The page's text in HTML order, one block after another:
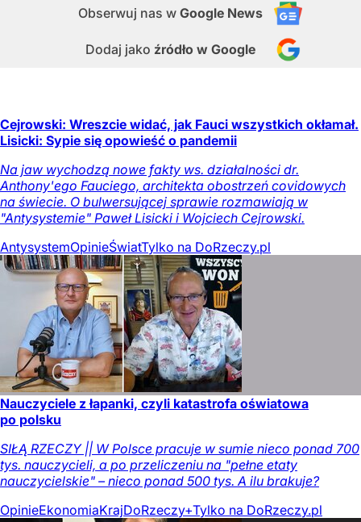
Obserwuj nas w Google News
Dodaj jako źródło w Google
Cejrowski: Wreszcie widać, jak Fauci wszystkich okłamał.
Lisicki: Sypie się opowieść o pandemii
Na jaw wychodzą nowe fakty ws. działalności dr.
Anthony'ego Fauciego, architekta obostrzeń covidowych
na świecie. O bulwersującej sprawie rozmawiają w
"Antysystemie" Paweł Lisicki i Wojciech Cejrowski.
AntysystemOpinieŚwiatTylko na DoRzeczy.pl
Nauczyciele z łapanki, czyli katastrofa oświatowa
po polsku
SIŁĄ RZECZY || W Polsce pracuje w sumie nieco ponad 700
tys. nauczycieli, a po przeliczeniu na "pełne etaty
nauczycielskie" – nieco ponad 500 tys. A ilu brakuje?
OpinieEkonomiaKrajDoRzeczy+Tylko na DoRzeczy.pl